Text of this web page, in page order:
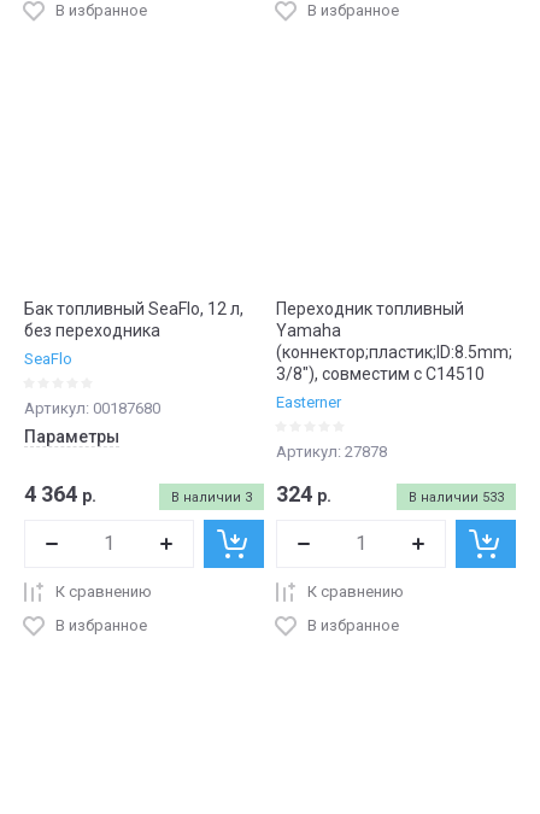
В избранное
В избранное
Бак топливный SeaFlo, 12 л,
без переходника
SeaFlo
Артикул: 00187680
Параметры
В наличии 3
4 364 р.
К сравнению
В избранное
Переходник топливный
Yamaha
(коннектор;пластик;ID:8.5mm;
3/8"), совместим с C14510
Easterner
Артикул: 27878
В наличии 533
324 р.
К сравнению
В избранное